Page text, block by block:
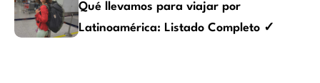
Qué llevamos para viajar por
Latinoamérica: Listado Completo ✓